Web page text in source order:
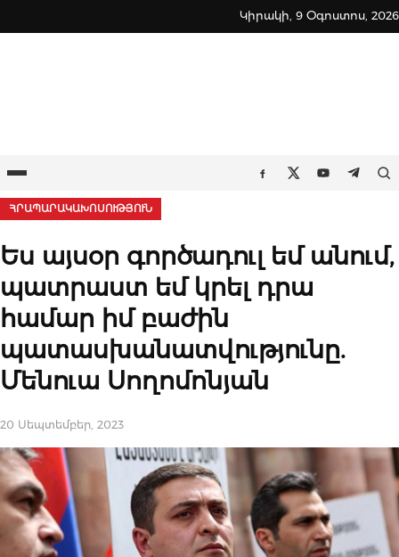
to
Կիրակի, 9 Օգոստոս, 2026
Ընտրացանկ Facebook
TwitterYoutube
ՀՐԱՊԱՐԱԿԱԽՈՍՈՒԹՅՈՒՆ
Ես այսօր գործադուլ եմ անում,
պատրաստ եմ կրել դրա
համար իմ բաժին
պատասխանատվությունը.
Մենուա Սողոմոնյան
20 Սեպտեմբեր, 2023